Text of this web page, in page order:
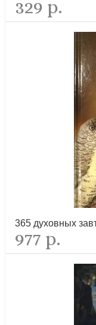
Библия в
Библейские
329 р.
365 духовных
977 р.